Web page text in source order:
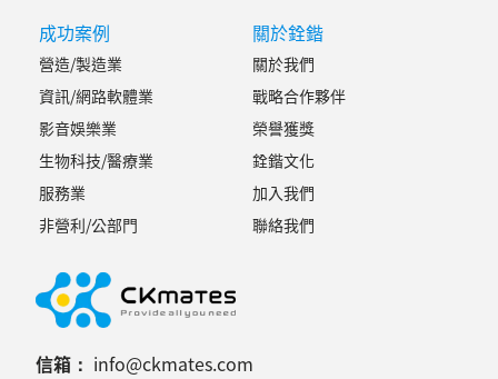
成功案例
營造/製造業
資訊/網路軟體業
影音娛樂業
生物科技/醫療業
服務業
非營利/公部門
關於銓鍇
關於我們
戰略合作夥伴
榮譽獲獎
銓鍇文化
加入我們
聯絡我們
信箱： info@ckmates.com